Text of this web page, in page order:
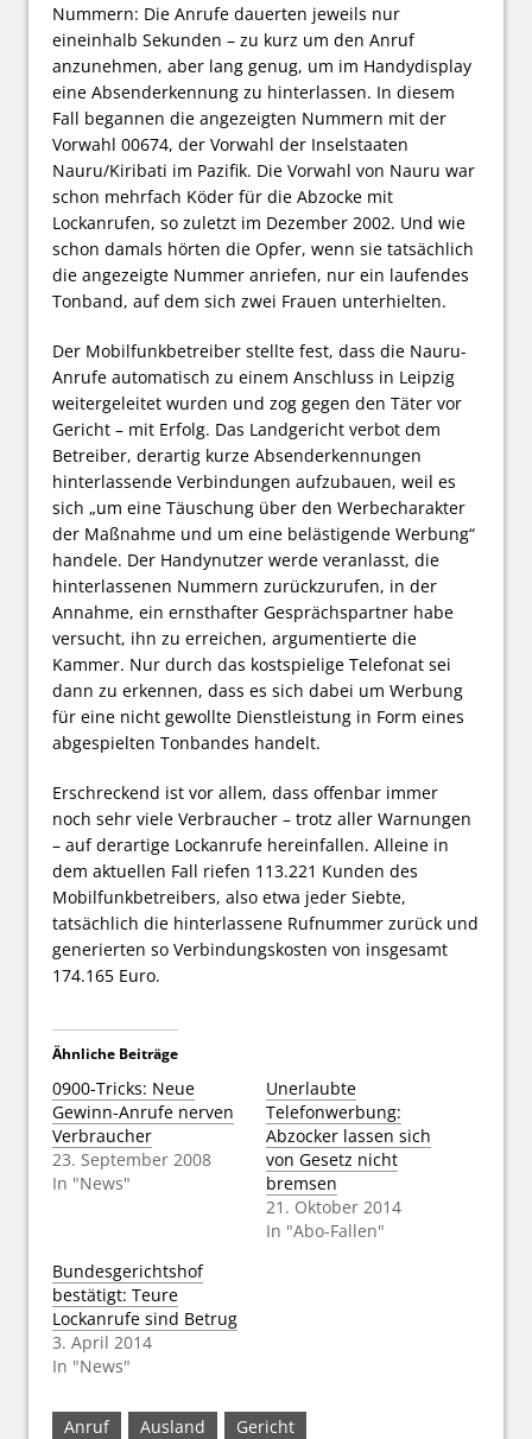
Nummern: Die Anrufe dauerten jeweils nur
eineinhalb Sekunden – zu kurz um den Anruf
anzunehmen, aber lang genug, um im Handydisplay
eine Absenderkennung zu hinterlassen. In diesem
Fall begannen die angezeigten Nummern mit der
Vorwahl 00674, der Vorwahl der Inselstaaten
Nauru/Kiribati im Pazifik. Die Vorwahl von Nauru war
schon mehrfach Köder für die Abzocke mit
Lockanrufen, so zuletzt im Dezember 2002. Und wie
schon damals hörten die Opfer, wenn sie tatsächlich
die angezeigte Nummer anriefen, nur ein laufendes
Tonband, auf dem sich zwei Frauen unterhielten.
Der Mobilfunkbetreiber stellte fest, dass die Nauru-
Anrufe automatisch zu einem Anschluss in Leipzig
weitergeleitet wurden und zog gegen den Täter vor
Gericht – mit Erfolg. Das Landgericht verbot dem
Betreiber, derartig kurze Absenderkennungen
hinterlassende Verbindungen aufzubauen, weil es
sich „um eine Täuschung über den Werbecharakter
der Maßnahme und um eine belästigende Werbung“
handele. Der Handynutzer werde veranlasst, die
hinterlassenen Nummern zurückzurufen, in der
Annahme, ein ernsthafter Gesprächspartner habe
versucht, ihn zu erreichen, argumentierte die
Kammer. Nur durch das kostspielige Telefonat sei
dann zu erkennen, dass es sich dabei um Werbung
für eine nicht gewollte Dienstleistung in Form eines
abgespielten Tonbandes handelt.
Erschreckend ist vor allem, dass offenbar immer
noch sehr viele Verbraucher – trotz aller Warnungen
– auf derartige Lockanrufe hereinfallen. Alleine in
dem aktuellen Fall riefen 113.221 Kunden des
Mobilfunkbetreibers, also etwa jeder Siebte,
tatsächlich die hinterlassene Rufnummer zurück und
generierten so Verbindungskosten von insgesamt
174.165 Euro.
Ähnliche Beiträge
0900-Tricks: Neue
Gewinn-Anrufe nerven
Verbraucher
23. September 2008
In "News"
Unerlaubte
Telefonwerbung:
Abzocker lassen sich
von Gesetz nicht
bremsen
21. Oktober 2014
In "Abo-Fallen"
Bundesgerichtshof
bestätigt: Teure
Lockanrufe sind Betrug
3. April 2014
In "News"
Anruf Ausland Gericht